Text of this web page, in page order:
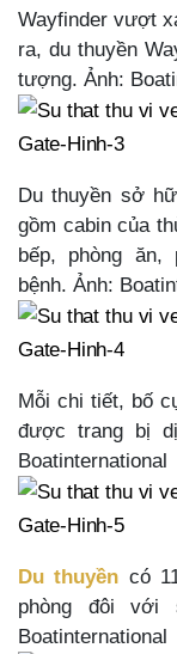
Wayfinder vượt
ra, du thuyền
tượng. Ảnh:
Du thuyền sở
gồm cabin của
bếp, phòng ăn,
bệnh. Ảnh:
Mỗi chi tiết, bố
được trang bị
Boatinternational
Du thuyền có
phòng đôi với
Boatinternational